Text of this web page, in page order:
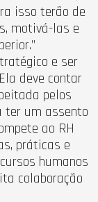
isso terão de
motivá-las e
e ser
deve contar
pelos
ter um assento
ao RH
práticas e
humanos
colaboração